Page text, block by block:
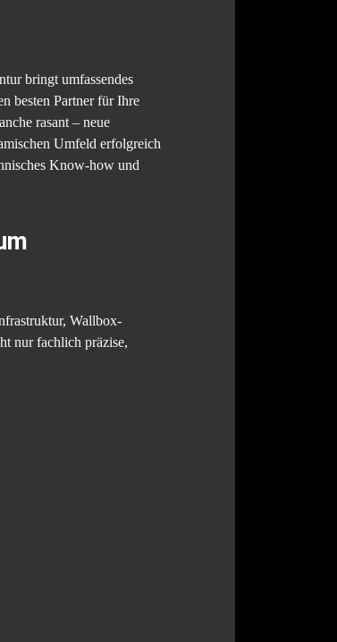
bringt umfassendes
besten Partner für Ihre
rasant – neue
Umfeld erfolgreich
Know-how und
Wallbox-
nur fachlich präzise,